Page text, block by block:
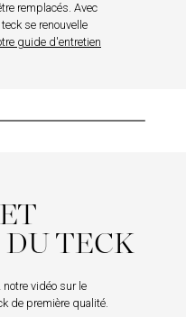
remplacés. Avec
se renouvelle
guide d'entretien
TECK
vidéo sur le
de première qualité.